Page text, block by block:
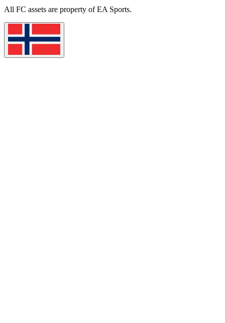
All FC assets are property of EA Sports.